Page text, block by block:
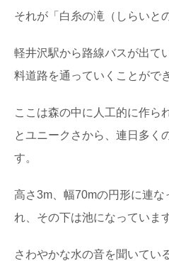
それが「白糸の滝（しらいと
軽井沢駅から路線バスが出て
料道路を通っていくことがで
ここは森の中に人工的に作ら
とユニークさから、連日多く
す。
高さ3m、幅70mの円形に連
れ、その下は池になっています
さわやかな水の音を聞いてい